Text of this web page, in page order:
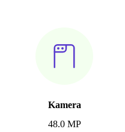
Kamera
48.0 MP